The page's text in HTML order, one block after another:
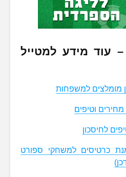
עוד מידע למטייל
מומלצים למשפחות
וטיפים
לחיסכון
כרטיסים למשחקי ספורט